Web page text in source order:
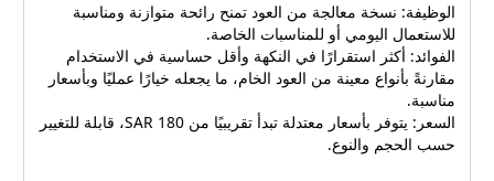
الوظيفة: نسخة معالجة من العود تمنح رائحة متوازنة ومناسبة
للاستعمال اليومي أو للمناسبات الخاصة.
الفوائد: أكثر استقرارًا في النكهة وأقل حساسية في الاستخدام
مقارنةً بأنواع معينة من العود الخام، ما يجعله خيارًا عمليًا وبأسعار
مناسبة.
السعر: يتوفر بأسعار معتدلة تبدأ تقريبيًا من 180 SAR، قابلة للتغيير
حسب الحجم والنوع.